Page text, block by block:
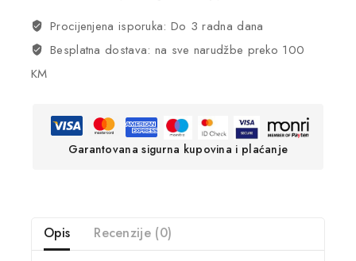
Procijenjena isporuka: Do 3 radna dana
Besplatna dostava: na sve narudžbe preko 100
KM
Garantovana sigurna kupovina i plaćanje
Opis Recenzije (0)